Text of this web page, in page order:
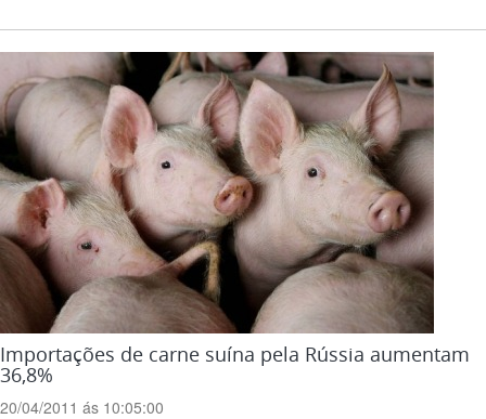
Importações de carne suína pela Rússia aumentam
36,8%
20/04/2011 ás 10:05:00